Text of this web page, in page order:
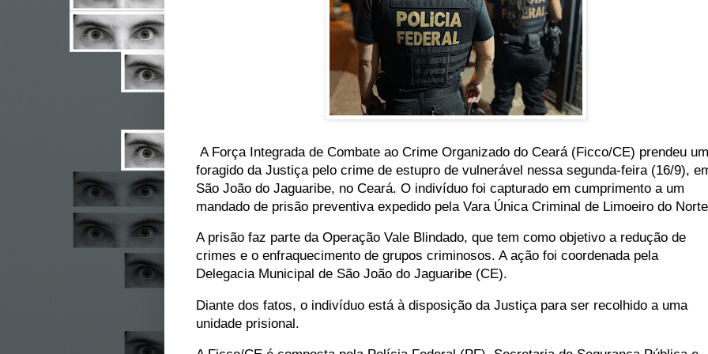
A Força Integrada de Combate ao Crime Organizado do Ceará (Ficco/CE) prendeu um
foragido da Justiça pelo crime de estupro de vulnerável nessa segunda-feira (16/9),
São João do Jaguaribe, no Ceará. O indivíduo foi capturado em cumprimento a um
mandado de prisão preventiva expedido pela Vara Única Criminal de Limoeiro do
A prisão faz parte da Operação Vale Blindado, que tem como objetivo a redução de
crimes e o enfraquecimento de grupos criminosos. A ação foi coordenada pela
Delegacia Municipal de São João do Jaguaribe (CE).
Diante dos fatos, o indivíduo está à disposição da Justiça para ser recolhido a uma
unidade prisional.